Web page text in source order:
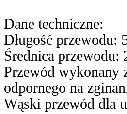
Dane techniczne:
Długość przewodu:
Średnica przewodu:
Przewód wykonany
odpornego na
Wąski przewód dla